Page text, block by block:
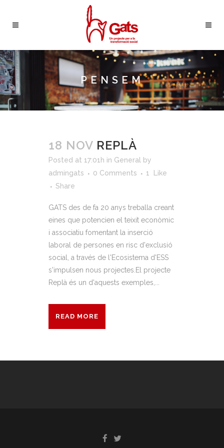
PENSEM
18 NOV REPLÀ
Posted at 17:01h in General by
admingats
0 Comments 1
Like
Share
GATS des de fa 20 anys treballa creant
eines que potencien el teixit econòmic
i associatiu fomentant la inserció
laboral de persones en risc d'exclusió
social, a través de l'Ecosistema d'ESS
s'impulsen nous projectes.El projecte
Replà és un d'aquests exemples,...
READ MORE